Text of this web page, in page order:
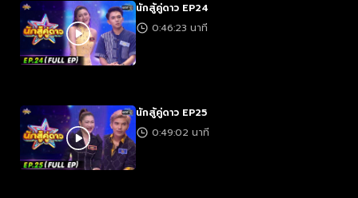
นักสู้คู่ดาว EP24
0:46:23 นาที
นักสู้คู่ดาว EP25
0:49:02 นาที